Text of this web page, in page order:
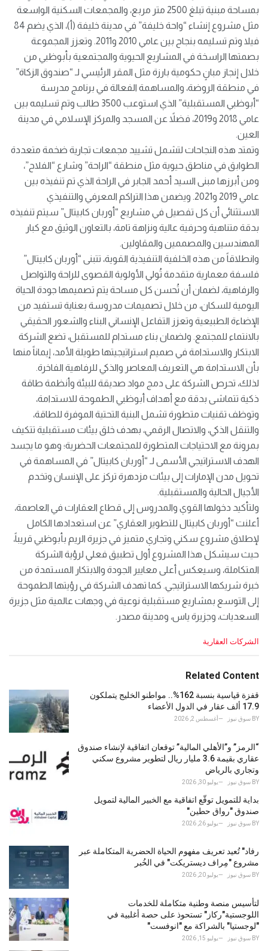
بمساحة مبنية تبلغ 2500 متر مربع، والمجمعات السكنية الواسعة
مثل مشروع إنشاء “واحة خليفة” في مدينة خليفة (أ)، الذي يضم 84
فيلا وتم تسليمه بنجاح بين عامي 2010 و2011. وتعزز المجموعة
بصمتها الراسخة في المشاريع الحيوية والمجتمعية بأبوظبي من
خلال إنجاز مبانٍ حكومية بارزة مثل المقر الرئيسي لـ “صندوق الزكاة”
في منطقة الروضة، والمساهمة الفعالة في برنامج مدرسة
“أبوظبي المستقبلية” الذي استوعب 3500 طالب وتم تسليمه بين
عامي 2018 و2019، فضلاً عن المسجد والمركز الإسلامي في مدينة
العين.
وتمتد هذه النجاحات لتشمل تشييد مجمعات تجارية ضخمة متعددة
الطوابق في مناطق حيوية مثل منطقة “الراحة” وشارع “الفلاح”،
ومن أبرزها مبنى السيد أحمد الجابر في الراحة الذي تم تنفيذه بين
عامي 2019 و2021. ويضمن هذا التراكم المعرفي والتنفيذي
الاستثنائي أن كل تفصيل في مشاريع “أوربان كابيتال” سيتم تنفيذه
بدقة متناهية وحرفية عالية ونزاهة تامة، بالتعاون الوثيق مع كبار
المهندسين والمصممين والمقاولين.
وانطلاقاً من هذه الخلفية التنفيذية القوية، تتبنى “أوربان كابيتال”
فلسفة معمارية متقدمة تُولي الأولوية القصوى للراحة والتواصل
والرفاهية، لضمان أن تُحسن كل مساحة يتم تصميمها جودة الحياة
اليومية للسكان، من خلال تصميمات مدروسة بعناية تستفيد من
الإضاءة الطبيعية وتعزز التفاعل الإنساني البناء والشعور الحقيقي
بالانتماء للمجتمع. ولضمان بناء مستدام للمستقبل، تضع الشركة
الابتكار والاستدامة في صميم استراتيجيتها طويلة الأمد، إيماناً منها
بأن الاستدامة هي التعريف المعاصر والذكي للرفاهية الفاخرة.
لذلك، تحرص الشركة على دمج مواد صديقة للبيئة وأنظمة طاقة
ذكية تتماشى بدقة مع أهداف أبوظبي الطموحة للاستدامة،
وتوظف تقنيات متطورة تشمل البنية التحتية الموفرة للطاقة،
والتنقل الذكي، والاتصال الرقمي، بهدف خلق بيئات مستقبلية تتكيف
بمرونة مع الاحتياجات المتطورة للمجتمعات الحضرية؛ وهو ما يجسد
الهدف الاستراتيجي الأسمى لـ “أوربان كابيتال” في المساهمة في
تحويل مدن الإمارات إلى بيئات مزدهرة تركز على الإنسان وتخدم
الأجيال الحالية والمستقبلية.
ولتأكيد دخولها القوي والمدروس إلى قطاع العقارات في العاصمة،
أعلنت “أوربان كابيتال للتطوير العقاري” عن استعدادها الكامل
لإطلاق مشروع سكني وتجاري متميز في جزيرة الريم بأبوظبي قريباً،
حيث سيشكل هذا المشروع أول تطبيق فعلي لرؤية الشركة
المتكاملة، وسيعكس أعلى معايير الجودة والابتكار المستمدة من
خبرة شريكها الاستراتيجي. كما تهدف الشركة في رؤيتها الطموحة
إلى التوسع بمشاريع مستقبلية نوعية في وجهات عالمية مثل جزيرة
السعديات، وجزيرة ياس، ومدينة مصدر.
C
e
o
r
i
الشركات العقارية
Related Content
قفزة قياسية بنسبة 162%.. مواطنو الخليج يتملكون
17.9 ألف عقار في الدول الأعضاء
BY سوق نيوز أغسطس 2, 2026
“الرمز” و”الأهلي المالية” توقعان اتفاقية لإنشاء صندوق
عقاري بقيمة 3.6 مليار ريال لتطوير مشروع سكني
وتجاري بالرياض
BY سوق نيوز يوليو 30, 2026
بداية للتمويل توقّع اتفاقية مع الخبير المالية لتمويل
صندوق "رواق حطين"
BY سوق نيوز يوليو 26, 2026
رفاد" تُعيد تعريف مفهوم الحياة الحضرية المتكاملة عبر
مشروع "مِراف ديستريكت" في الخُبر
BY سوق نيوز يوليو 20, 2026
لتأسيس منصة وطنية متكاملة للخدمات
اللوجستية"ركاز" تستحوذ على حصة أغلبية في
"لوجستيا" بالشراكة مع "انوفست"
BY سوق نيوز يوليو 15, 2026